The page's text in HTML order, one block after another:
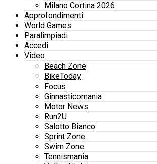
Milano Cortina 2026
Approfondimenti
World Games
Paralimpiadi
Accedi
Video
Beach Zone
BikeToday
Focus
Ginnasticomania
Motor News
Run2U
Salotto Bianco
Sprint Zone
Swim Zone
Tennismania